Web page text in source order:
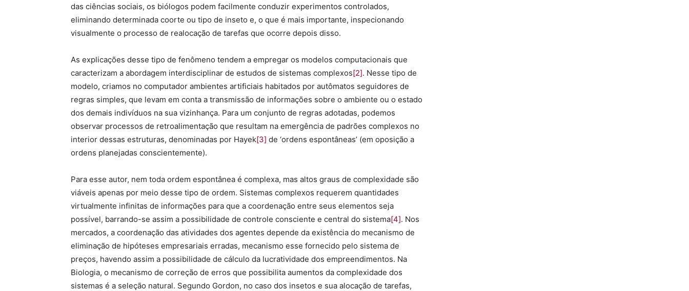
das ciências sociais, os biólogos podem facilmente conduzir experimentos controlados,
eliminando determinada coorte ou tipo de inseto e, o que é mais importante, inspecionando
visualmente o processo de realocação de tarefas que ocorre depois disso.
As explicações desse tipo de fenômeno tendem a empregar os modelos computacionais que
caracterizam a abordagem interdisciplinar de estudos de sistemas complexos[2]. Nesse tipo de
modelo, criamos no computador ambientes artificiais habitados por autômatos seguidores de
regras simples, que levam em conta a transmissão de informações sobre o ambiente ou o estado
dos demais indivíduos na sua vizinhança. Para um conjunto de regras adotadas, podemos
observar processos de retroalimentação que resultam na emergência de padrões complexos no
interior dessas estruturas, denominadas por Hayek[3] de ‘ordens espontâneas’ (em oposição a
ordens planejadas conscientemente).
Para esse autor, nem toda ordem espontânea é complexa, mas altos graus de complexidade são
viáveis apenas por meio desse tipo de ordem. Sistemas complexos requerem quantidades
virtualmente infinitas de informações para que a coordenação entre seus elementos seja
possível, barrando-se assim a possibilidade de controle consciente e central do sistema[4]. Nos
mercados, a coordenação das atividades dos agentes depende da existência do mecanismo de
eliminação de hipóteses empresariais erradas, mecanismo esse fornecido pelo sistema de
preços, havendo assim a possibilidade de cálculo da lucratividade dos empreendimentos. Na
Biologia, o mecanismo de correção de erros que possibilita aumentos da complexidade dos
sistemas é a seleção natural. Segundo Gordon, no caso dos insetos e sua alocação de tarefas,